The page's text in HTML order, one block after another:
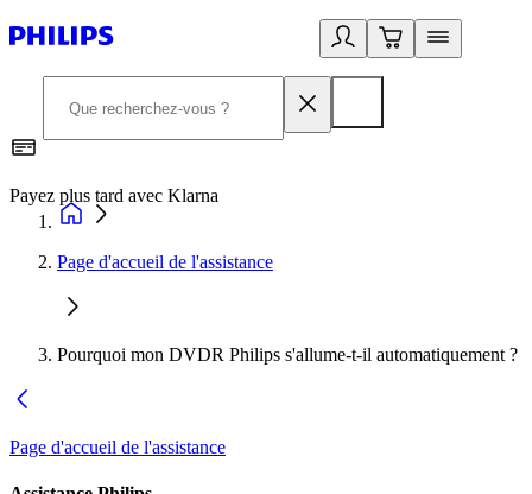
Payez plus tard avec Klarna
Page d'accueil de l'assistance
Pourquoi mon DVDR Philips s'allume-t-il automatiquement ?
Page d'accueil de l'assistance